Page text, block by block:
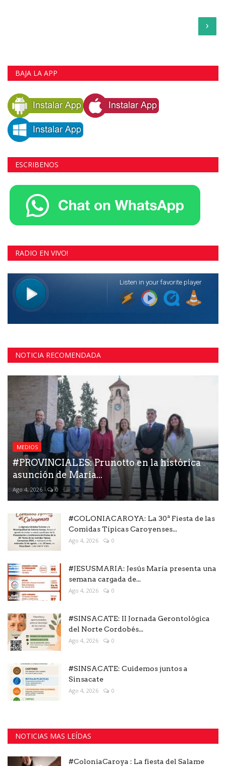
›
BAJA LA APP
ESCRIBENOS
RADIO EN VIVO!
NOTICIA RECOMENDADA
MEDIOS
#PROVINCIALES: Prunotto en la histórica
asunción de María...
Ago 4, 2026 0
#COLONIACAROYA: La 30ª Fiesta de las
Comidas Típicas Caroyenses...
Ago 4, 2026 0
#JESUSMARIA: Jesús María presenta una
semana cargada de...
Ago 4, 2026 0
#SINSACATE: II Jornada Gerontológica
del Norte Cordobés...
Ago 4, 2026 0
#SINSACATE: Cuidemos juntos a
Sinsacate
Ago 4, 2026 0
NOTICIAS MAS LEÍDAS
#ColoniaCaroya : La fiesta del Salame